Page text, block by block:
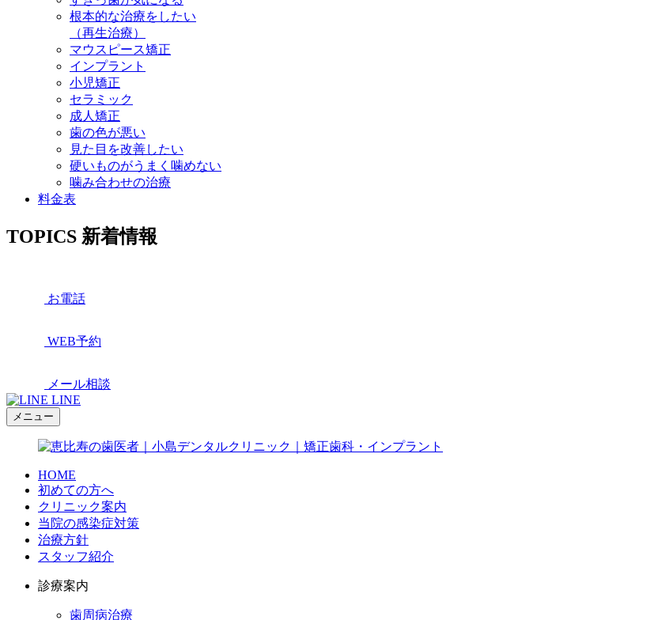
根本的な治療をしたい
（再生治療）
マウスピース矯正
インプラント
小児矯正
セラミック
成人矯正
歯の色が悪い
見た目を改善したい
硬いものがうまく噛めない
噛み合わせの治療
料金表
TOPICS 新着情報
お電話
WEB予約
メール相談
LINE
メニュー
HOME
初めての方へ
クリニック案内
当院の感染症対策
治療方針
スタッフ紹介
診療案内
歯周病治療